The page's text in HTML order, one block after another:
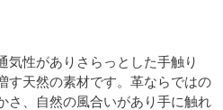
気性がありさらっとした手触り
す天然の素材です。革ならではの
さ、自然の風合いがあり手に触れ